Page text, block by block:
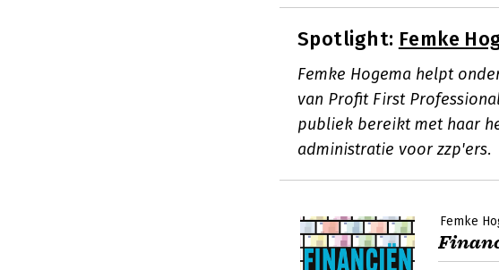
Spotlight: Femke
Femke Hogema helpt
van Profit First
publiek bereikt met haar
administratie voor zzp'ers.
Femke